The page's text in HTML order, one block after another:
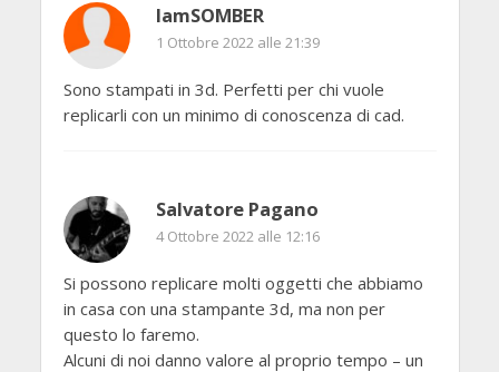
IamSOMBER
1 Ottobre 2022 alle 21:39
Sono stampati in 3d. Perfetti per chi vuole
replicarli con un minimo di conoscenza di cad.
Salvatore Pagano
4 Ottobre 2022 alle 12:16
Si possono replicare molti oggetti che abbiamo
in casa con una stampante 3d, ma non per
questo lo faremo.
Alcuni di noi danno valore al proprio tempo – un